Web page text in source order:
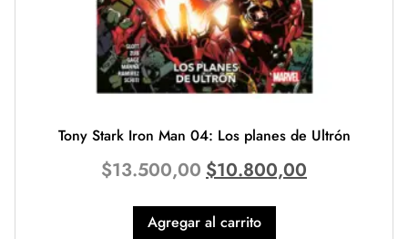
Tony Stark Iron Man 04: Los planes de Ultrón
$13.500,00 $10.800,00
Agregar al carrito